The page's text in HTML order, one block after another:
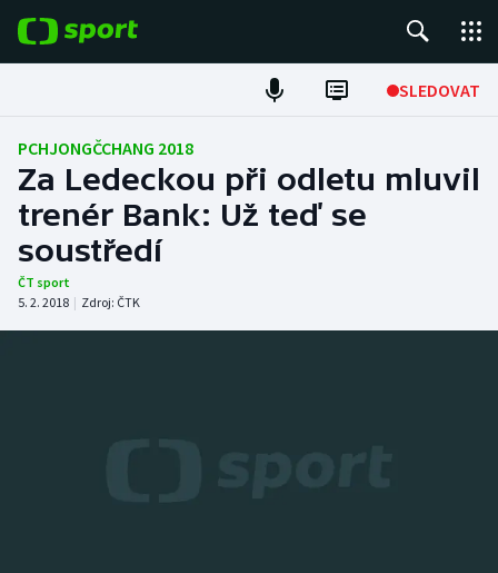
SLEDOVAT
Fotbal
Hokej
Tenis
Atletika
PCHJONGČCHANG 2018
Za Ledeckou při odletu mluvil
trenér Bank: Už teď se
soustředí
ČT sport
5. 2. 2018 | Zdroj: ČTK